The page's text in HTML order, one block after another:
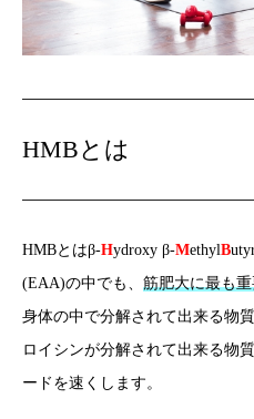
HMBとは
HMBとはβ-Hydroxy β-MethylB
(EAA)の中でも、 筋肥大に最も
身体の中で分解されて出来る物質
ロイシンが分解されて出来る物
ードを速くします。